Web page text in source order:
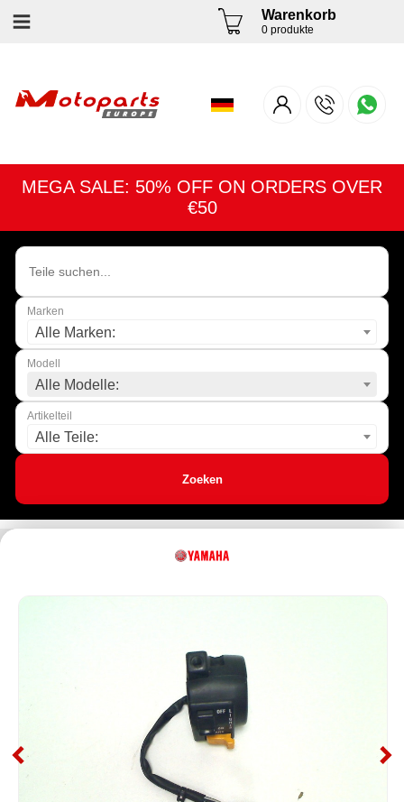
Warenkorb
0 produkte
MEGA SALE: 50% OFF ON ORDERS OVER
€50
Marken
Alle Marken:
Modell
Alle Modelle:
Artikelteil
Alle Teile:
Zoeken